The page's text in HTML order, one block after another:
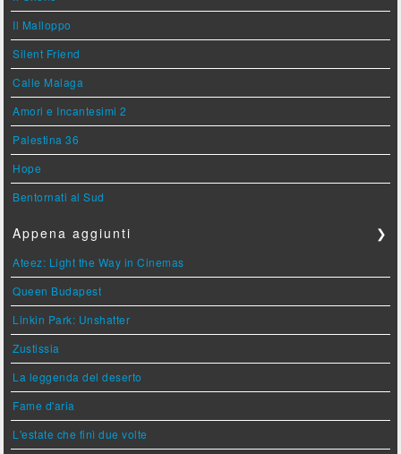
Il Malloppo
Silent Friend
Calle Malaga
Amori e Incantesimi 2
Palestina 36
Hope
Bentornati al Sud
Appena aggiunti ❯
Ateez: Light the Way in Cinemas
Queen Budapest
Linkin Park: Unshatter
Zustissia
La leggenda del deserto
Fame d'aria
L'estate che finì due volte